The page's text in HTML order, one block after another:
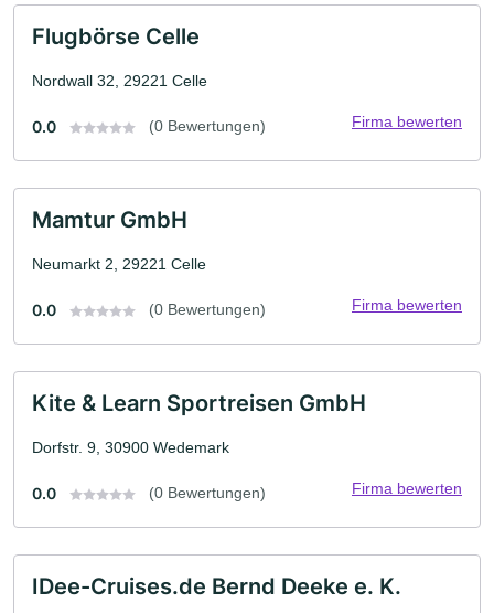
Flugbörse Celle
Nordwall 32, 29221 Celle
0.0 (0 Bewertungen) Firma bewerten
Mamtur GmbH
Neumarkt 2, 29221 Celle
0.0 (0 Bewertungen) Firma bewerten
Kite & Learn Sportreisen GmbH
Dorfstr. 9, 30900 Wedemark
0.0 (0 Bewertungen) Firma bewerten
IDee-Cruises.de Bernd Deeke e. K.